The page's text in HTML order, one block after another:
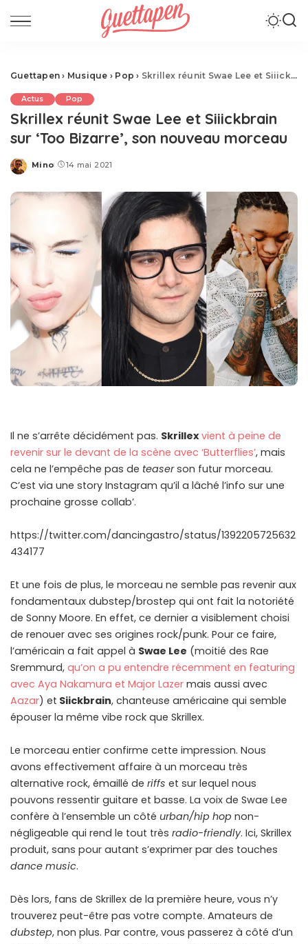
Guettapen › Musique › Pop › Skrillex réunit Swae Lee et Siiickbrain sur ‘Too Bizarre’, son nouveau morceau
Actus Pop
Skrillex réunit Swae Lee et Siiickbrain
sur ‘Too Bizarre’, son nouveau morceau
Posted
Mino 14 mai 2021
Il ne s’arrête décidément pas. Skrillex vient à peine de
revenir sur le devant de la scène avec ‘Butterflies’, mais
cela ne l’empêche pas de teaserson futur morceau.
C’est via une story Instagram qu’il a lâché l’info sur une
prochaine grosse collab’.
https://twitter.com/dancingastro/status/1392205725632
434177
Et une fois de plus, le morceau ne semble pas revenir aux
fondamentaux dubstep/brostep qui ont fait la notoriété
de Sonny Moore. En effet, ce dernier a visiblement choisi
de renouer avec ses origines rock/punk. Pour ce faire,
l’américain a fait appel à Swae Lee (moitié des Rae
Sremmurd, qu’on a pu entendre récemment en featuring
avec Aya Nakamura et Major Lazer mais aussi avec
Aazar) et Siickbrain, chanteuse américaine qui semble
épouser la même vibe rock que Skrillex.
Le morceau entier confirme cette impression. Nous
avons effectivement affaire à un morceau très
alternative rock, émaillé de riffs et sur lequel nous
pouvons ressentir guitare et basse. La voix de Swae Lee
confère à l’ensemble un côté urban/hip hop non-
négligeable qui rend le tout très radio-friendly. Ici, Skrillex
produit, sans pour autant s’exprimer par des touches
dance music.
Dès lors, fans de Skrillex de la première heure, vous n’y
trouverez peut-être pas votre compte. Amateurs de
dubstep, non plus. Par contre, vous passerez à côté d’un